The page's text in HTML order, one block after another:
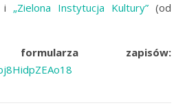
i „Zielona Instytucja Kultury” (od
zapisów: